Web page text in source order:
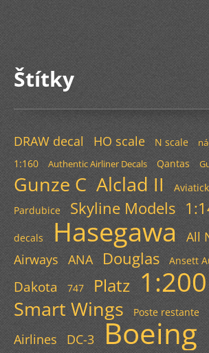
Štítky
DRAW decal HO scale N scale
1:160 Authentic Airliner Decals Qantas
Gunze C Alclad II
Pardubice
Skyline Models
decals Hasegawa
All
Airways
ANA Douglas Ansett
Dakota 747 Platz 1:200
Smart Wings Poste restante
Airlines
DC-3 Boeing